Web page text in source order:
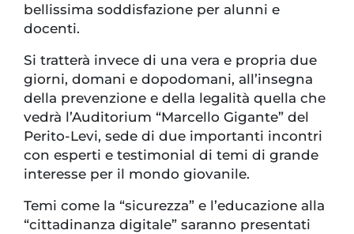
bellissima soddisfazione per alunni e
docenti.
Si tratterà invece di una vera e propria due
giorni, domani e dopodomani, all’insegna
della prevenzione e della legalità quella che
vedrà l’Auditorium “Marcello Gigante” del
Perito-Levi, sede di due importanti incontri
con esperti e testimonial di temi di grande
interesse per il mondo giovanile.
Temi come la “sicurezza” e l’educazione alla
“cittadinanza digitale” saranno presentati